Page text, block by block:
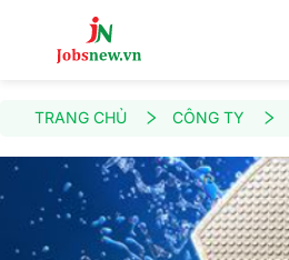
TRANG CHỦ CÔNG TY